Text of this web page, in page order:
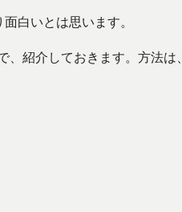
白いとは思います。
紹介しておきます。方法は、